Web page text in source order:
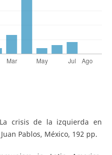
crisis de la izquierda en
Pablos, México, 192 pp.